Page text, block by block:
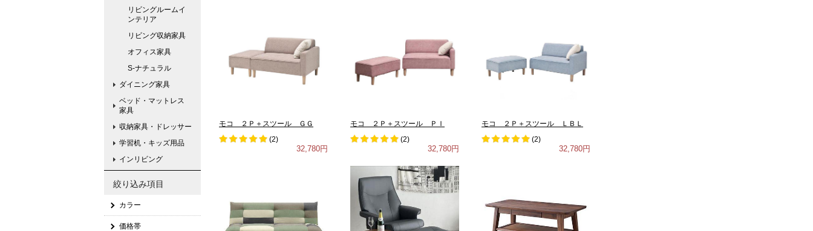
モコ ２Ｐ＋スツール ＧＧ
(2)
32,780円
モコ ２Ｐ＋スツール ＰＩ
(2)
32,780円
モコ ２Ｐ＋スツール ＬＢＬ
(2)
32,780円
リビングルームイ
ンテリア
リビング収納家具
オフィス家具
S-ナチュラル
ダイニング家具
ベッド・マットレス
家具
収納家具・ドレッサー
学習机・キッズ用品
インリビング
絞り込み項目
カラー
価格帯